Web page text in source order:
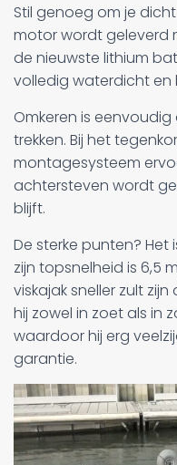
Stil genoeg om je
motor wordt geleverd
de nieuwste lithium
volledig waterdicht en
Omkeren is
trekken. Bij het
montagesysteem
achtersteven wordt
blijft.
De sterke punten? Het
zijn topsnelheid is 6,5
viskajak sneller zult
hij zowel in zoet als in
waardoor hij erg
garantie.